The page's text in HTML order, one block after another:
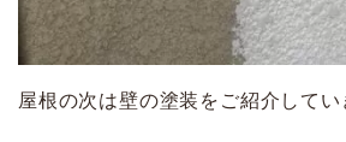
屋根の次は壁の塗装をご紹介してい